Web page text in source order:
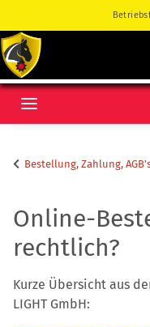
Bestellung, Zahlung,
Online-
rechtlich?
Kurze Übersicht aus
LIGHT GmbH: